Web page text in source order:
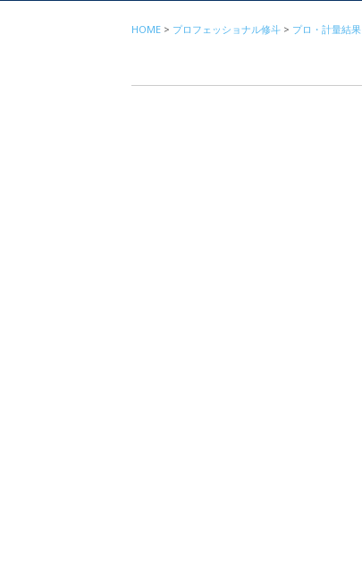
HOME プロフェッショナル修斗 プロ・計量結果